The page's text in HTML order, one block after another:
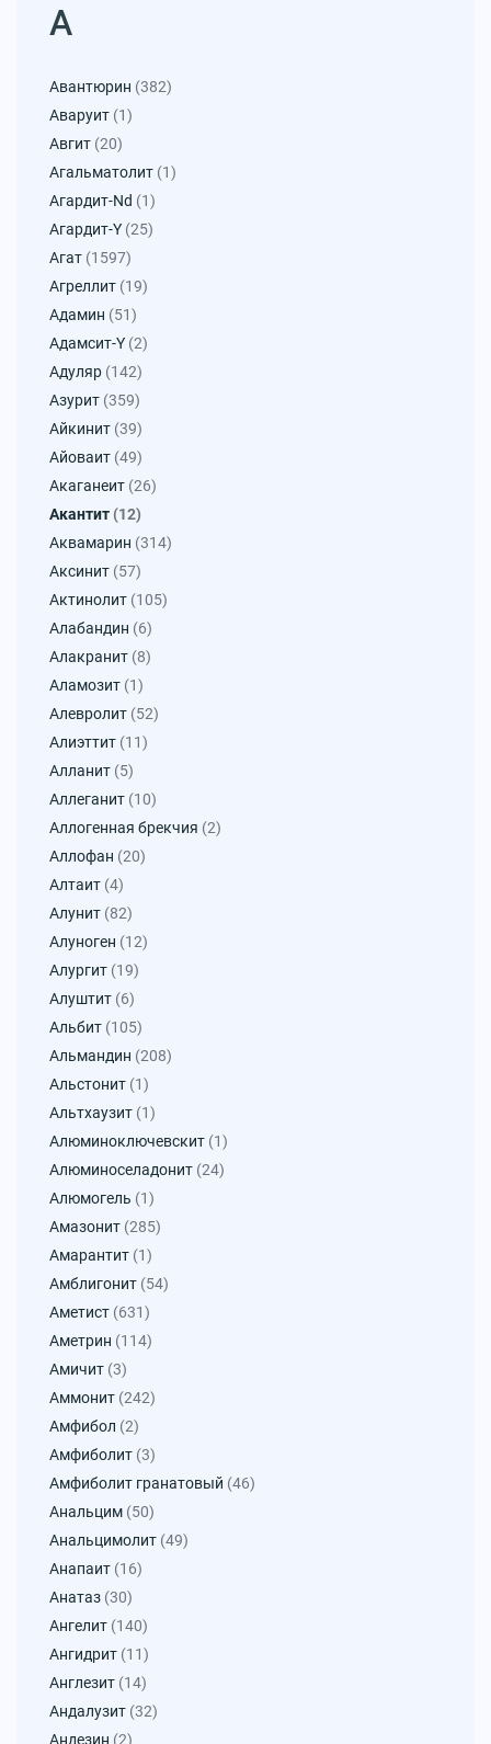
А
Авантюрин (382)
Аваруит (1)
Авгит (20)
Агальматолит (1)
Агардит-Nd (1)
Агардит-Y (25)
Агат (1597)
Агреллит (19)
Адамин (51)
Адамсит-Y (2)
Адуляр (142)
Азурит (359)
Айкинит (39)
Айоваит (49)
Акаганеит (26)
Акантит (12)
Аквамарин (314)
Аксинит (57)
Актинолит (105)
Алабандин (6)
Алакранит (8)
Аламозит (1)
Алевролит (52)
Алиэттит (11)
Алланит (5)
Аллеганит (10)
Аллогенная брекчия (2)
Аллофан (20)
Алтаит (4)
Алунит (82)
Алуноген (12)
Алургит (19)
Алуштит (6)
Альбит (105)
Альмандин (208)
Альстонит (1)
Альтхаузит (1)
Алюминоключевскит (1)
Алюминоселадонит (24)
Алюмогель (1)
Амазонит (285)
Амарантит (1)
Амблигонит (54)
Аметист (631)
Аметрин (114)
Амичит (3)
Аммонит (242)
Амфибол (2)
Амфиболит (3)
Амфиболит гранатовый (46)
Анальцим (50)
Анальцимолит (49)
Анапаит (16)
Анатаз (30)
Ангелит (140)
Ангидрит (11)
Англезит (14)
Андалузит (32)
Андезин (2)